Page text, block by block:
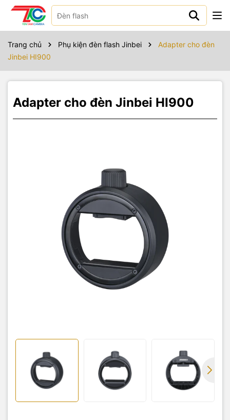
Trang chủ Phụ kiện đèn flash Jinbei
Adapter cho đèn
Jinbei HI900
Adapter cho đèn Jinbei HI900
Sản phẩm bao gồm